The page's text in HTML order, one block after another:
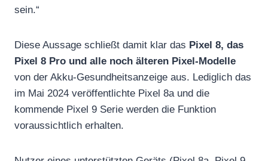
sein.“
Diese Aussage schließt damit klar das Pixel 8, das
Pixel 8 Pro und alle noch älteren Pixel-Modelle
von der Akku-Gesundheitsanzeige aus. Lediglich das
im Mai 2024 veröffentlichte Pixel 8a und die
kommende Pixel 9 Serie werden die Funktion
voraussichtlich erhalten.